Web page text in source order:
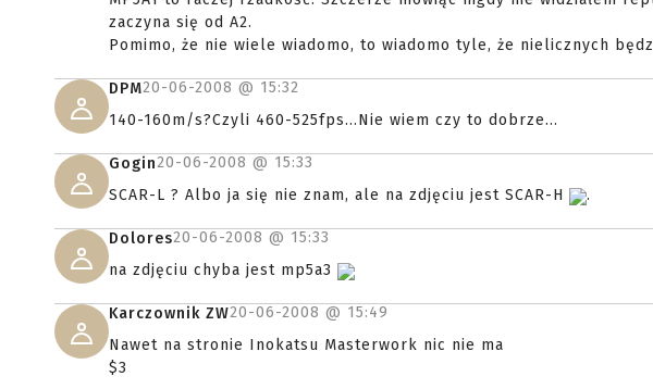
zaczyna się od A2.
Pomimo, że nie wiele wiadomo, to wiadomo tyle, że nielicznych
DPM20-06-2008 @ 15:32
140-160m/s?Czyli 460-525fps...Nie wiem czy to dobrze...
Gogin20-06-2008 @ 15:33
SCAR-L ? Albo ja się nie znam, ale na zdjęciu jest SCAR-H
.
Dolores20-06-2008 @ 15:33
na zdjęciu chyba jest mp5a3
Karczownik ZW20-06-2008 @ 15:49
Nawet na stronie Inokatsu Masterwork nic nie ma
$3